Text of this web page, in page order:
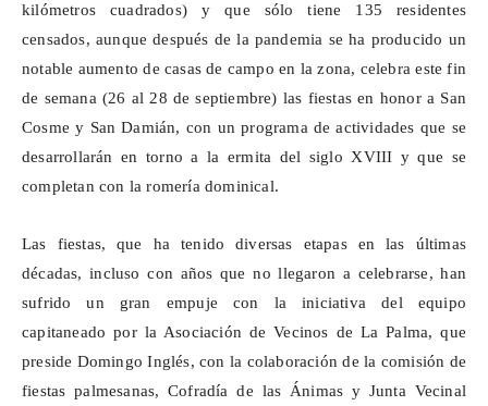
kilómetros cuadrados) y que sólo tiene 135 residentes
censados, aunque después de la pandemia se ha producido un
notable aumento de casas de campo en la zona, celebra este fin
de semana (26 al 28 de septiembre) las fiestas en honor a San
Cosme y San Damián, con un programa de actividades que se
desarrollarán en torno a la ermita del siglo XVIII y que se
completan con la romería dominical.
Las fiestas, que ha tenido diversas etapas en las últimas
décadas, incluso con años que no llegaron a celebrarse, han
sufrido un gran empuje con la iniciativa del equipo
capitaneado por la Asociación de Vecinos de La Palma, que
preside Domingo Inglés, con la colaboración de la comisión de
fiestas palmesanas, Cofradía de las Ánimas y Junta Vecinal